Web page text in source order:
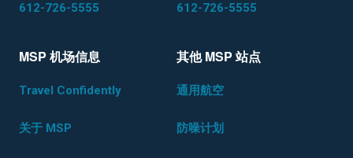
612-726-5555 612-726-5555
MSP 机场信息
Travel Confidently
关于 MSP
其他 MSP 站点
通用航空
防噪计划